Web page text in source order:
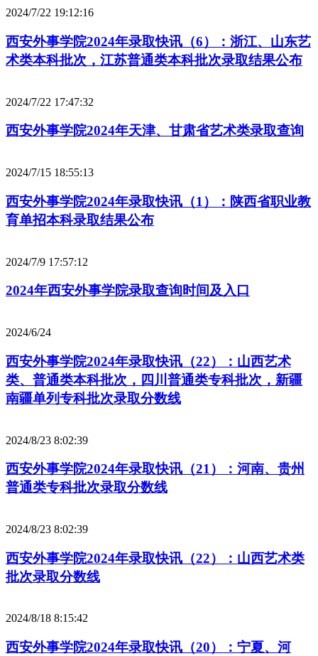
2024/7/22 19:12:16
西安外事学院2024年录取快讯（6）：浙江、山东艺
术类本科批次，江苏普通类本科批次录取结果公布
2024/7/22 17:47:32
西安外事学院2024年天津、甘肃省艺术类录取查询
2024/7/15 18:55:13
西安外事学院2024年录取快讯（1）：陕西省职业教
育单招本科录取结果公布
2024/7/9 17:57:12
2024年西安外事学院录取查询时间及入口
2024/6/24
西安外事学院2024年录取快讯（22）：山西艺术
类、普通类本科批次，四川普通类专科批次，新疆
南疆单列专科批次录取分数线
2024/8/23 8:02:39
西安外事学院2024年录取快讯（21）：河南、贵州
普通类专科批次录取分数线
2024/8/23 8:02:39
西安外事学院2024年录取快讯（22）：山西艺术类
批次录取分数线
2024/8/18 8:15:42
西安外事学院2024年录取快讯（20）：宁夏、河